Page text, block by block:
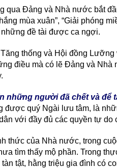
qua Ðảng và Nhà nước bắt
mùa xuân”, “Giải phóng
đề tài được ca ngợi.
thống và Hội đồng
điều mà có lẽ Ðảng và
những người đã chết và để
được quý Ngài lưu tâm, là
với đầy đủ các quyền tự do
thức của Nhà nước, trong
tìm thấy mộ phần. Trong
tật, hằng triệu gia đình có